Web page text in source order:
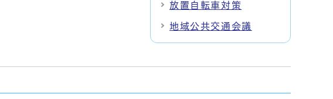
放置自転車対策
地域公共交通会議